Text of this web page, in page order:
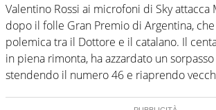
Valentino Rossi ai microfoni di Sky attacca
dopo il folle Gran Premio di Argentina,
polemica tra il Dottore e il catalano. Il
in piena rimonta, ha azzardato un
stendendo il numero 46 e riaprendo